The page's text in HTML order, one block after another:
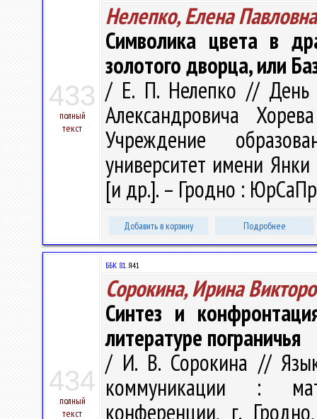
433
полный
текст
Нелепко, Елена Павловна
Символика цвета в
золотого дворца, или
/ Е. П. Нелепко // День
Александровича
Учреждение
университет имени
[и др.]. – Гродно :
Добавить в корзину Подробнее
434
полный
текст
ББК 81.Я41
Сорокина, Ирина
Синтез и
литературе пограничья
/ И. В. Сорокина //
коммуникации :
конференции, г.